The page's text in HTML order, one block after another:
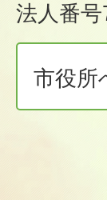
法人番
市役所